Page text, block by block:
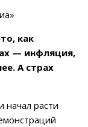
как
— инфляция,
А страх
расти